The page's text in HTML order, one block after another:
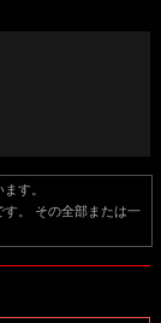
す。
。 その全部または一